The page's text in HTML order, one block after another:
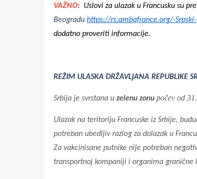
VAŽNO: Uslovi za ulazak u Francusku su
Beogradu https://rs.ambafrance.org/-Srpski-
dodatno proveriti informacije.
REŽIM ULASKA DRŽAVLjANA REPUBLIKE
Srbija je svrstana u zelenu zonu počev od
Ulazak na teritoriju Francuske iz Srbije,
potreban ubedljiv razlog za dolazak u
Za vakcinisane putnike nije potreban
transportnoj kompaniji i organima granične